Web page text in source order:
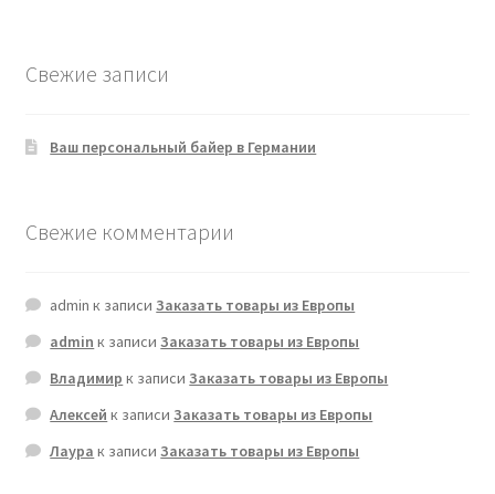
Свежие записи
Ваш персональный байер в Германии
Свежие комментарии
admin к записиЗаказать товары из Европы
admin к записиЗаказать товары из Европы
Владимир к записиЗаказать товары из Европы
Алексей к записиЗаказать товары из Европы
Лаура к записиЗаказать товары из Европы